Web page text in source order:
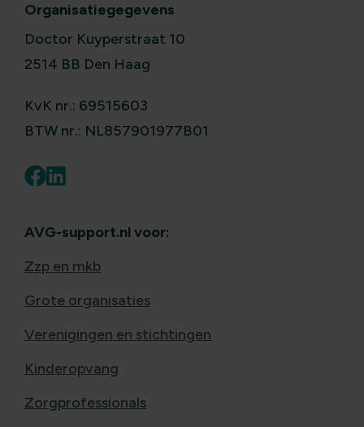
Organisatiegegevens
Doctor Kuyperstraat 10
2514 BB Den Haag
KvK nr.: 69515603
BTW nr.: NL857901977B01
AVG-support.nl voor:
Zzp en mkb
Grote organisaties
Verenigingen en stichtingen
Kinderopvang
Zorgprofessionals